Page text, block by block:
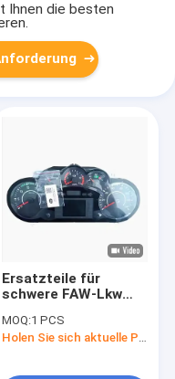
Ihnen die besten
Ersatzteile für
schwere FAW-Lkw
MOQ:1 PCS
Holen Sie sich aktuelle Preis